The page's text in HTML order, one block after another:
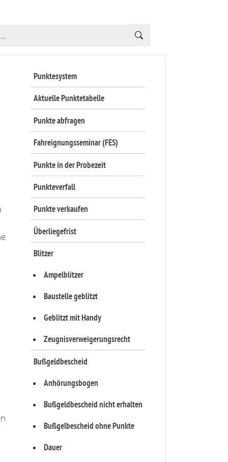
Punktesystem
Aktuelle Punktetabelle
Punkte abfragen
Fahreignungsseminar (FES)
Punkte in der Probezeit
Punkteverfall
Punkte verkaufen
Überliegefrist
Blitzer
Ampelblitzer
Baustelle geblitzt
Geblitzt mit Handy
Zeugnisverweigerungsrecht
Bußgeldbescheid
Anhörungsbogen
Bußgeldbescheid nicht erhalten
Bußgelbescheid ohne Punkte
Dauer